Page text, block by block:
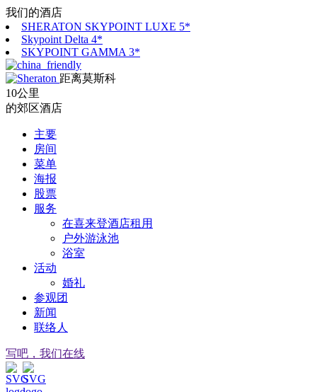
我们的酒店
SHERATON SKYPOINT LUXE 5*
Skypoint Delta 4*
SKYPOINT GAMMA 3*
距离莫斯科
10公里
的郊区酒店
主要
房间
菜单
海报
股票
服务
在喜来登酒店租用
户外游泳池
浴室
活动
婚礼
参观团
新闻
联络人
写吧，我们在线